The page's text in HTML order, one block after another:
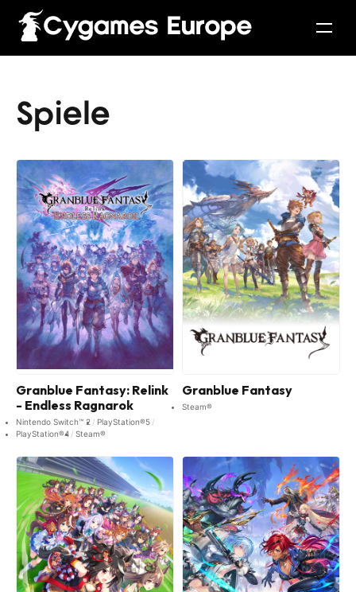
EnglishFrançaisItalianoDeutschEspañol
Spiele
Granblue Fantasy: Relink
- Endless Ragnarok
Nintendo Switch™ 2
PlayStation®5
PlayStation®4
Steam®
Granblue Fantasy
Steam®